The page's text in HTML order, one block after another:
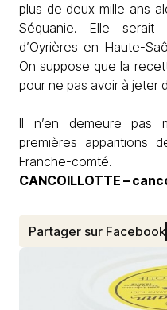
plus de deux mille ans
Séquanie. Elle
d’Oyrières en Haute-
On suppose que la
pour ne pas avoir à jeter
Il n’en demeure pas
premières apparitions
Franche-comté.
CANCOILLOTTE –
Partager sur Facebook